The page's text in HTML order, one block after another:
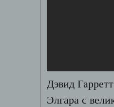
Дэвид
Элгара с